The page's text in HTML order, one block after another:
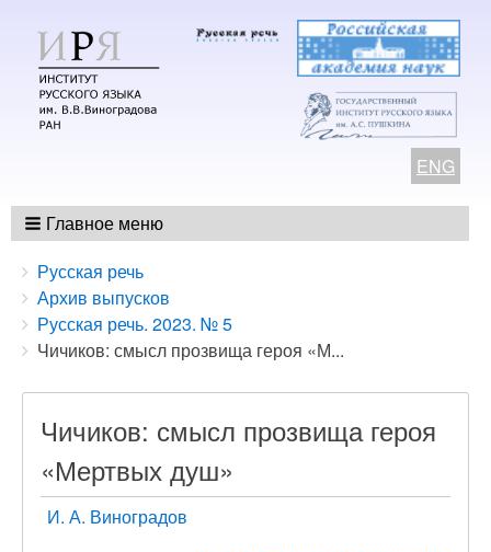
ENG
Главное меню
Breadcrumbs
You
are
here:
Русская речь
Архив выпусков
Русская речь. 2023. № 5
Чичиков: смысл прозвища героя «М...
Чичиков: смысл прозвища героя
«Мертвых душ»
И. А. Виноградов